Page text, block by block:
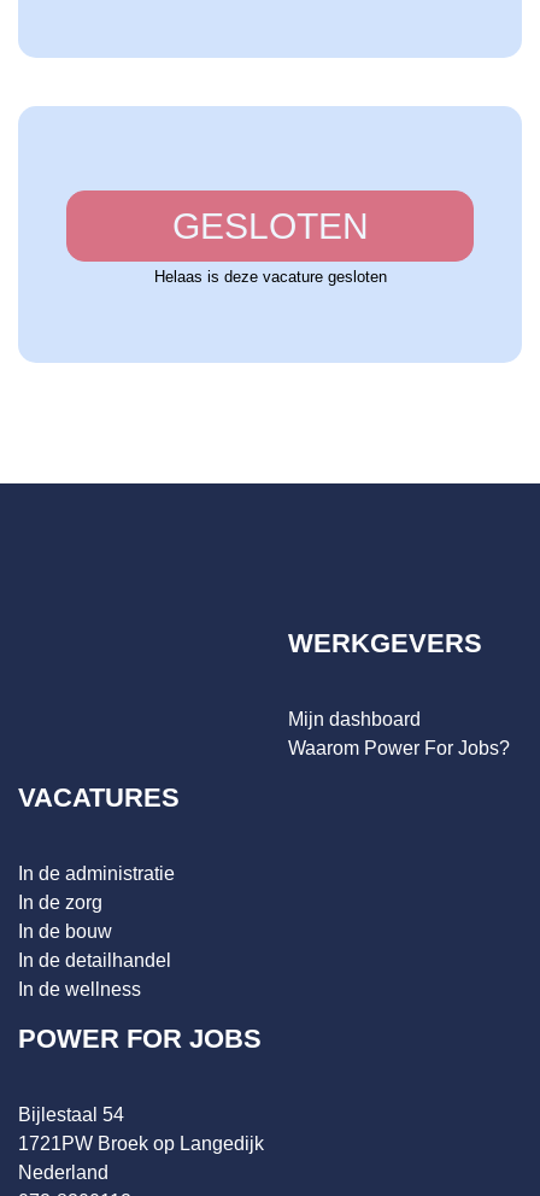
GESLOTEN
Helaas is deze vacature gesloten
WERKGEVERS
Mijn dashboard
Waarom Power For Jobs?
VACATURES
In de administratie
In de zorg
In de bouw
In de detailhandel
In de wellness
POWER FOR JOBS
Bijlestaal 54
1721PW Broek op Langedijk
Nederland